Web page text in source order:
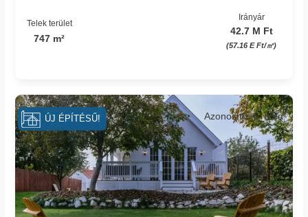
Telek terület
747 m²
Irányár
42.7 M Ft
(57.16 E Ft/㎡)
Azonosító: 6_bma
ÚJ ÉPÍTÉSŰ!